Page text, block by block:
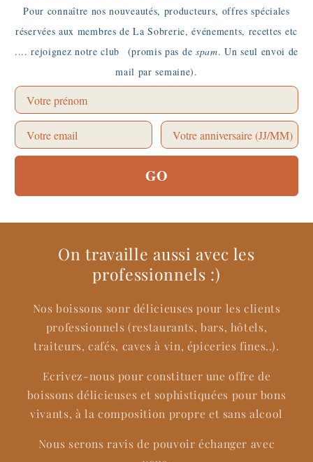
Pour connaître nos nouveautés, producteurs, offres spéciales
réservées aux membres de La Sobrerie, événements, recettes etc
.... rejoignez notre club
(promis pas de spam. Un seul envoi de
mail par semaine).
GO
On travaille aussi avec les
professionnels :)
Nos boissons sonr délicieuses pour les clients
professionnels (restaurants, bars, hôtels,
traiteurs, cafés, caves à vin, épiceries fines..).
Ecrivez-nous pour constituer une offre de
boissons délicieuses et sophistiquées pour bons
vivants, à la composition propre et sans alcool
Nous serons ravis de pouvoir échanger avec